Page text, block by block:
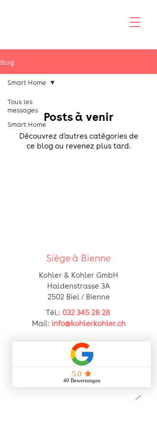
Blog
Tous les
messages
Smart Home
Smart Home
Posts à venir
Découvrez d'autres catégories de
ce blog ou revenez plus tard.
Siège à Bienne
Kohler & Kohler GmbH
Haldenstrasse 3A
2502 Biel / Bienne
Tél.: 032 345 28 28
Mail: info@kohlerkohler.ch
Joignable par téléphone :
lundi- vendredi
07h00-12h00 | 13h00-17h00